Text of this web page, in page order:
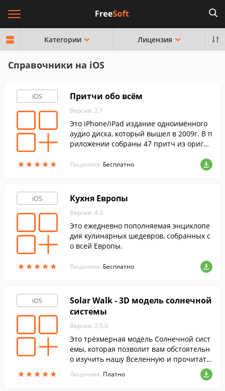
Категории Лицензия
Справочники на iOS
iOS
★★★★★
★★★★★
Притчи обо всём
Версия: 2.1
Это iPhone/iPad издание одноимённого
аудио диска, который вышел в 2009г. В п
риложении собраны 47 притч из оригин
Лицензия: Бесплатно
iOS
★★★★★
★★★★★
Кухня Европы
Версия: 4.0
Это ежедневно пополняемая энциклопе
дия кулинарных шедевров, собранных с
о всей Европы.
Лицензия: Бесплатно
iOS
★★★★★
★★★★★
Solar Walk - 3D модель солнечной
системы
Версия: 2.5.0
Это трёхмерная модель Солнечной сист
емы, которая позволит вам обстоятельн
о изучить нашу Вселенную и прочитать
множество занимательных фактов о неб
есных телах, окружающих нашу планет
Лицензия: Платно